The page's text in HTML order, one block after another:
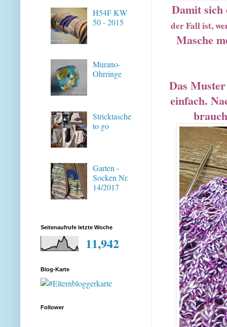
Damit
der Fall ist,
Masche
Das
einfach.
H54F KW
50 - 2015
Murano-
Ohrringe
Stricktasche
to go
Garten -
Socken Nr.
14/2017
Seitenaufrufe letzte Woche
11,942
Blog-Karte
Follower